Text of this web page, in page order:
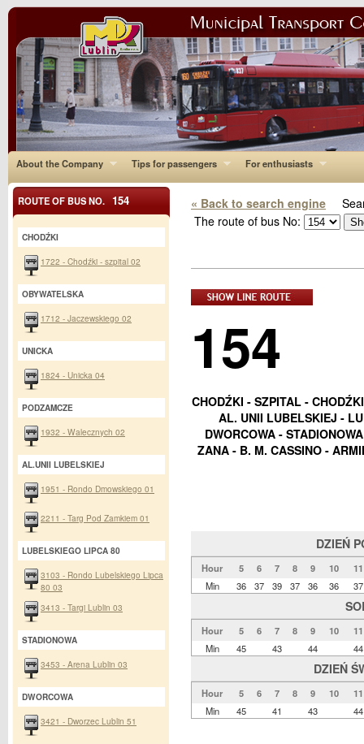
About the Company Tips for passengers For enthusiasts
« Back to search engine
The route of bus No:
154
CHODŹKI - SZPITAL -
AL. UNII LUBELSKIEJ -
DWORCOWA -
ZANA - B. M. CASSINO -
DZIEŃ
Hour 5 6 7 8 9 10
11
Min
36 37 39 37 36 36 37
Hour 5 6 7 8 9 10
11
Min
45 43 44 44
DZIEŃ
Hour 5 6 7 8 9 10
11
Min
45 41 43 44
ROUTE OF BUS NO. 154
CHODŹKI
1722 - Chodźki - szpital 02
OBYWATELSKA
1712 - Jaczewskiego 02
UNICKA
1824 - Unicka 04
PODZAMCZE
1932 - Walecznych 02
AL.UNII LUBELSKIEJ
1951 - Rondo Dmowskiego 01
2211 - Targ Pod Zamkiem 01
LUBELSKIEGO LIPCA 80
3103 - Rondo Lubelskiego Lipca
80 03
3413 - Targi Lublin 03
STADIONOWA
3453 - Arena Lublin 03
DWORCOWA
3421 - Dworzec Lublin 51